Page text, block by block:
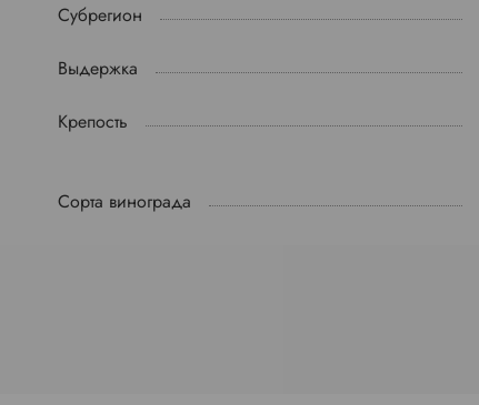
Субрегион
Выдержка
Крепость
Сорта винограда